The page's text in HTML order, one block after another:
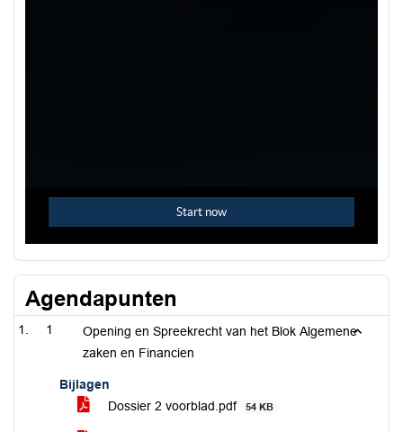
Agendapunten
1
Opening en Spreekrecht van het Blok Algemene
zaken en Financien
Bijlagen
Dossier 2 voorblad.pdf
54 KB